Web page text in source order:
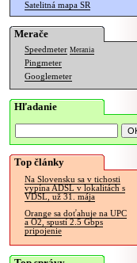
Satelitná mapa SR
Merače
Speedmeter Merania
Pingmeter
Googlemeter
Hľadanie
Top články
Na Slovensku sa v tichosti
vypína ADSL v lokalitách s
VDSL, už 31. mája
Orange sa doťahuje na UPC
a O2, spustí 2.5 Gbps
pripojenie